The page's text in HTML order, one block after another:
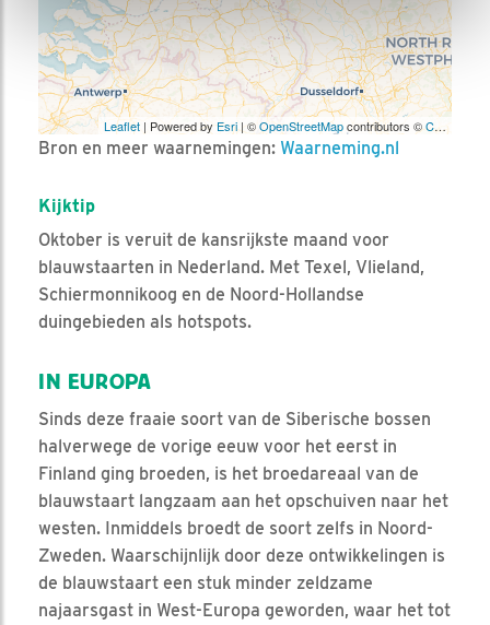
Leaflet | Powered byEsri| ©OpenStreetMapcontributors ©CARTO
Bron en meer waarnemingen: Waarneming.nl
Kijktip
Oktober is veruit de kansrijkste maand voor
blauwstaarten in Nederland. Met Texel, Vlieland,
Schiermonnikoog en de Noord-Hollandse
duingebieden als hotspots.
IN EUROPA
Sinds deze fraaie soort van de Siberische bossen
halverwege de vorige eeuw voor het eerst in
Finland ging broeden, is het broedareaal van de
blauwstaart langzaam aan het opschuiven naar het
westen. Inmiddels broedt de soort zelfs in Noord-
Zweden. Waarschijnlijk door deze ontwikkelingen is
de blauwstaart een stuk minder zeldzame
najaarsgast in West-Europa geworden, waar het tot